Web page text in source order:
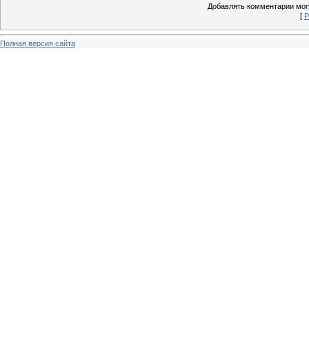
Добавлять комментарии
[
Полная версия сайта